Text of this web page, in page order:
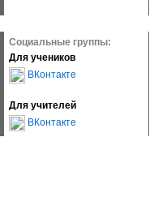
Социальные группы:
Для учеников
ВКонтакте
Для учителей
ВКонтакте